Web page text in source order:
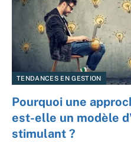
TENDANCES EN GESTION
Pourquoi une
est-elle un modèle
stimulant ?